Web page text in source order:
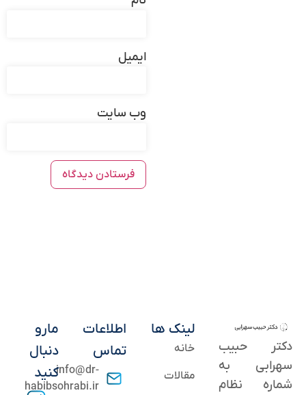
ایمیل
وب‌ سایت
دکتر حبیب
سهرابی به
شماره نظام
لینک ها
خانه
مقالات
اطلاعات
تماس
info@dr-
habibsohrabi.ir
مارو
دنبال
کنید